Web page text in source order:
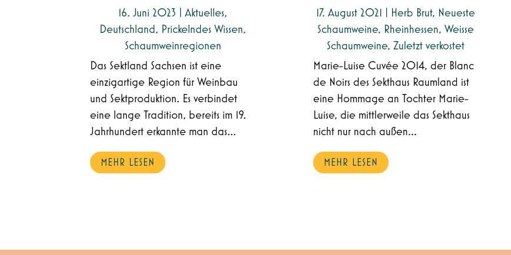
16. Juni 2023 |Aktuelles,
Deutschland , Prickelndes Wissen,
Schaumweinregionen
Das Sektland Sachsen ist eine
einzigartige Region für Weinbau
und Sektproduktion. Es verbindet
eine lange Tradition, bereits im 19.
Jahrhundert erkannte man das...
MEHR LESEN
17. August 2021 Herb Brut, Neueste
Schaumweine, Rheinhessen, Weisse
Schaumweine, Zuletzt verkostet
Marie-Luise Cuvée 2014, der Blanc
de Noirs des Sekthaus Raumland ist
eine Hommage an Tochter Marie-
Luise, die mittlerweile das Sekthaus
nicht nur nach außen...
MEHR LESEN